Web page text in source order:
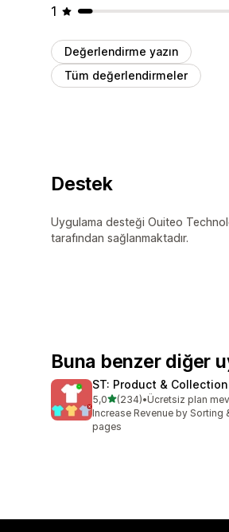
1
Değerlendirme yazın
Tüm değerlendirmeler
Destek
Uygulama desteği Ouiteo
tarafından sağlanmaktadır.
Buna benzer diğer
ST: Product &
5,05 yıldız üzerinden
(234)
toplam 234 değerlendirme
•Ücretsiz plan
Increase Revenue by
pages